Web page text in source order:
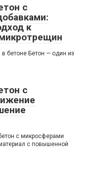
с
к
бетоне Бетон — один из
с
с микросферами
с повышенной